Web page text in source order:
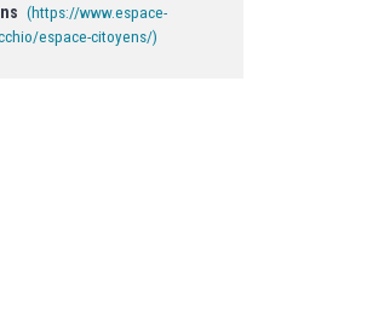
https://www.espace-
espace-citoyens/